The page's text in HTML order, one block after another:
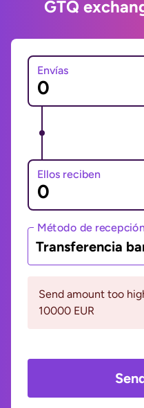
GTQ
Envías
Ellos reciben
Método de recepción
Transferencia
Send amount too
10000 EUR